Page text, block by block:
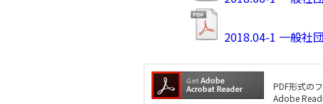
2018.04-1 一般社
PDF形式の
Adobe